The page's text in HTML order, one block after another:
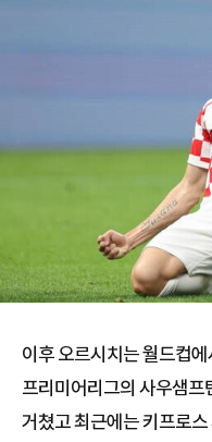
이후 오르시치는 월드컵
프리미어리그의 사우샘프
거쳤고 최근에는 키프로